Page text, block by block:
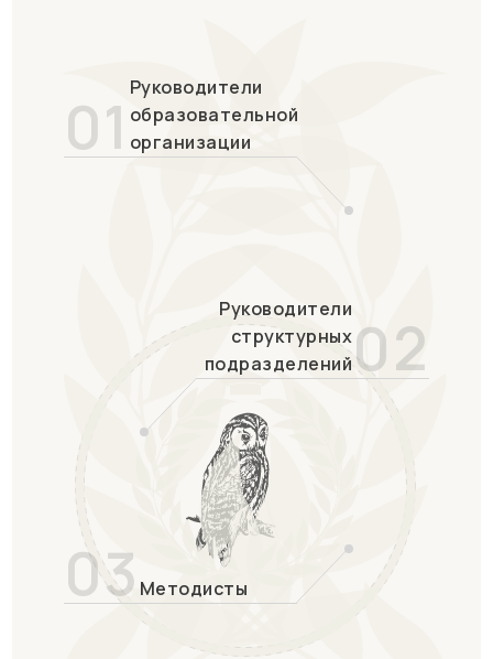
01 Руководители
образовательной
организации
Руководители
структурных
подразделений02
03 Методисты